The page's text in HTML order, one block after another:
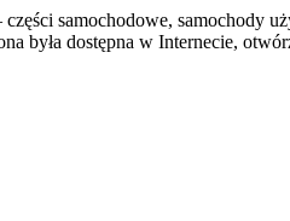
samochodowe, samochody
była dostępna w Internecie,